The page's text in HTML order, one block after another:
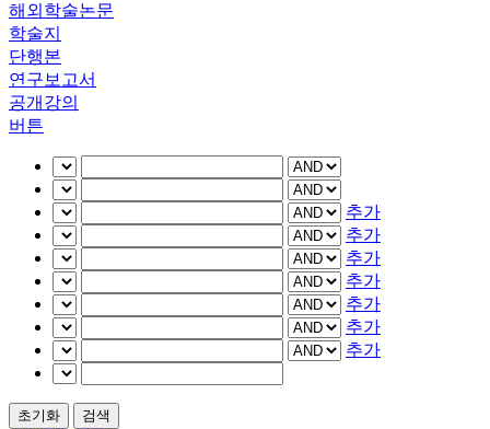
해외학술논문
학술지
단행본
연구보고서
공개강의
버튼
추가
추가
추가
추가
추가
추가
추가